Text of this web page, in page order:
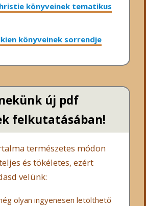
könyveinek tematikus
könyveinek sorrendje
új pdf
felkutatásában!
természetes módon
és tökéletes, ezért
velünk:
olyan ingyenesen letölthető